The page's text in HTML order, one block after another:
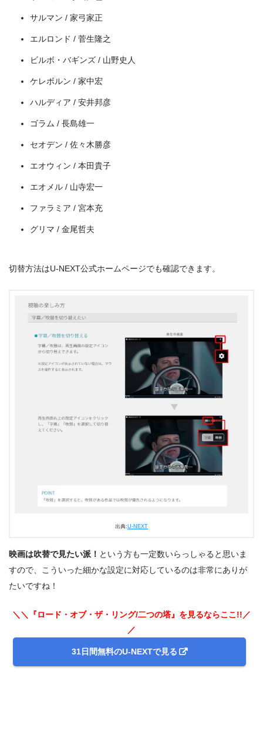
サルマン / 家弓家正
エルロンド / 菅生隆之
ビルボ・バギンズ / 山野史人
ケレボルン / 家中宏
ハルディア / 安井邦彦
ゴラム / 長島雄一
セオデン / 佐々木勝彦
エオウィン / 本田貴子
エオメル / 山寺宏一
ファラミア / 宮本充
グリマ / 金尾哲夫
切替方法はU-NEXT公式ホームページでも確認できます。
出典:U-NEXT
映画は吹替で見たい派！ という方も一定数いらっしゃると思いま
すので、こういった細かな設定に対応しているのは非常にありが
たいですね！
＼＼『ロード・オブ・ザ・リング/二つの塔』を見るならここ!!／
／
31日間無料のU-NEXTで見る